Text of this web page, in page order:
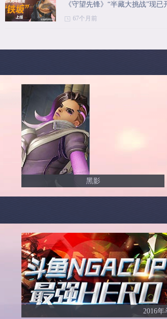
《守望先锋》“半藏大挑战”现
67个月前
黑影
2016年